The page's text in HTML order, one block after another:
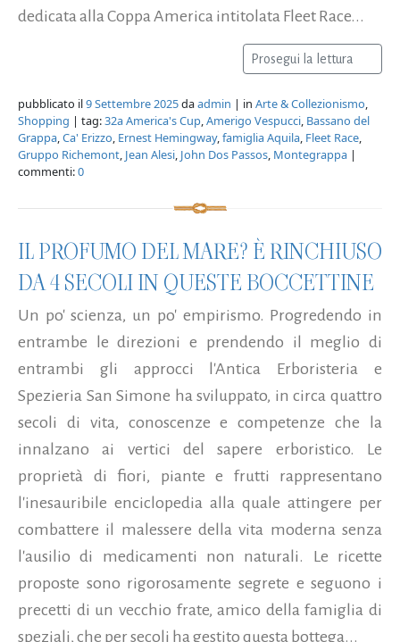
dedicata alla Coppa America intitolata Fleet Race...
Prosegui la lettura
pubblicato il9 Settembre 2025daadmin | in Arte & Collezionismo,
Shopping | tag:32a America's Cup,Amerigo Vespucci, Bassano del
Grappa,Ca' Erizzo, Ernest Hemingway,famiglia Aquila, Fleet Race,
Gruppo Richemont, Jean Alesi, John Dos Passos, Montegrappa |
commenti:0
IL PROFUMO DEL MARE? È RINCHIUSO
DA 4 SECOLI IN QUESTE BOCCETTINE
Un po' scienza, un po' empirismo. Progredendo in
entrambe le direzioni e prendendo il meglio di
entrambi gli approcci l'Antica Erboristeria e
Spezieria San Simone ha sviluppato, in circa quattro
secoli di vita, conoscenze e competenze che la
innalzano ai vertici del sapere erboristico. Le
proprietà di fiori, piante e frutti rappresentano
l'inesauribile enciclopedia alla quale attingere per
combattere il malessere della vita moderna senza
l'ausilio di medicamenti non naturali. Le ricette
proposte sono rigorosamente segrete e seguono i
precetti di un vecchio frate, amico della famiglia di
speziali, che per secoli ha gestito questa bottega...